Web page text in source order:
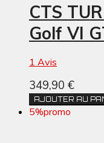
CTS
Golf VI
1 Avis
349,90 €
AJOUTER AU
5%promo